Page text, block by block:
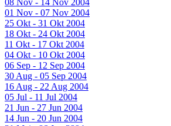
01 Nov - 07 Nov 2004
25 Okt - 31 Okt 2004
18 Okt - 24 Okt 2004
11 Okt - 17 Okt 2004
04 Okt - 10 Okt 2004
06 Sep - 12 Sep 2004
30 Aug - 05 Sep 2004
16 Aug - 22 Aug 2004
05 Jul - 11 Jul 2004
21 Jun - 27 Jun 2004
14 Jun - 20 Jun 2004